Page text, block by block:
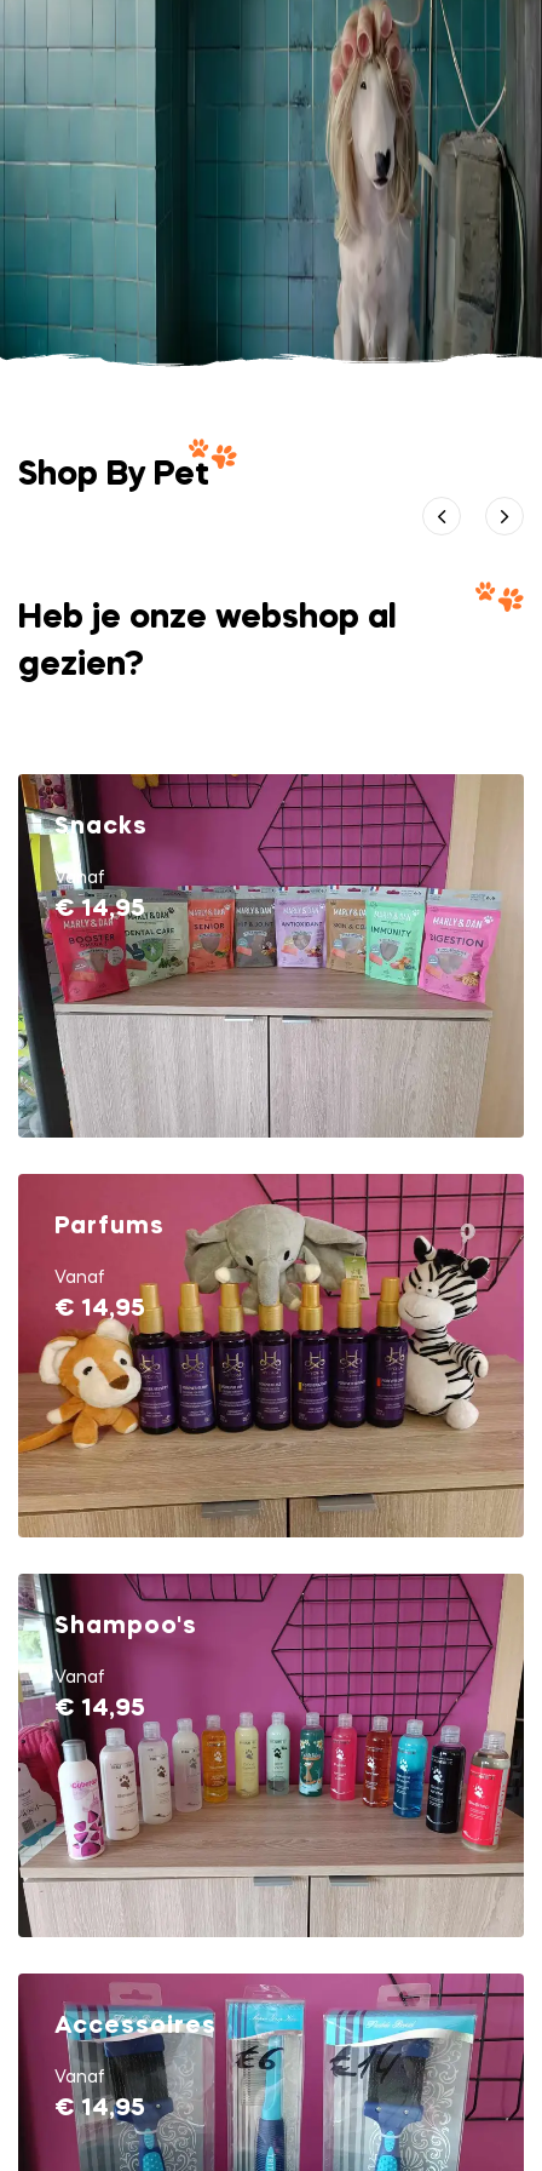
Shop our new range of winter dog coats
& jackets in-store or online.
Starting at
$59.99
Shop By Pet
Heb je onze webshop al
gezien?
Snacks
Vanaf
€ 14,95
Parfums
Vanaf
€ 14,95
Shampoo's
Vanaf
€ 14,95
Accessoires
Vanaf
€ 14,95